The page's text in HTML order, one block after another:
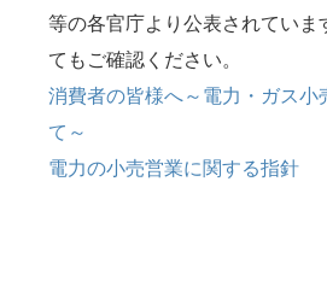
等の各官庁より公表されていま
てもご確認ください。
消費者の皆様へ～電力・ガス小
て～
電力の小売営業に関する指針